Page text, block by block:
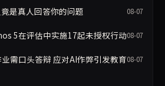
是真人回答你的问题 08-07
5在评估中实施17起未授权行动08-07
需口头答辩 应对AI作弊引发教育08-07